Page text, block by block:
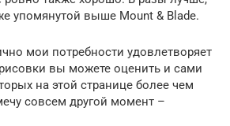
упомянутой выше Mount & Blade.
мои потребности удовлетворяет
вы можете оценить и сами
на этой странице более чем
совсем другой момент –